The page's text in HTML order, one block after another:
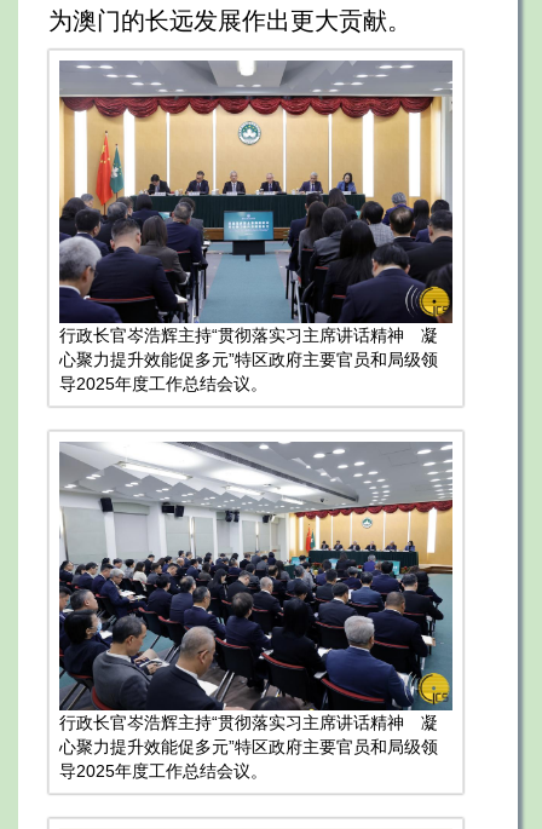
为澳门的长远发展作出更大贡献。
行政长官岑浩辉主持“贯彻落实习主席讲话精神 凝
心聚力提升效能促多元”特区政府主要官员和局级领
导2025年度工作总结会议。
行政长官岑浩辉主持“贯彻落实习主席讲话精神 凝
心聚力提升效能促多元”特区政府主要官员和局级领
导2025年度工作总结会议。